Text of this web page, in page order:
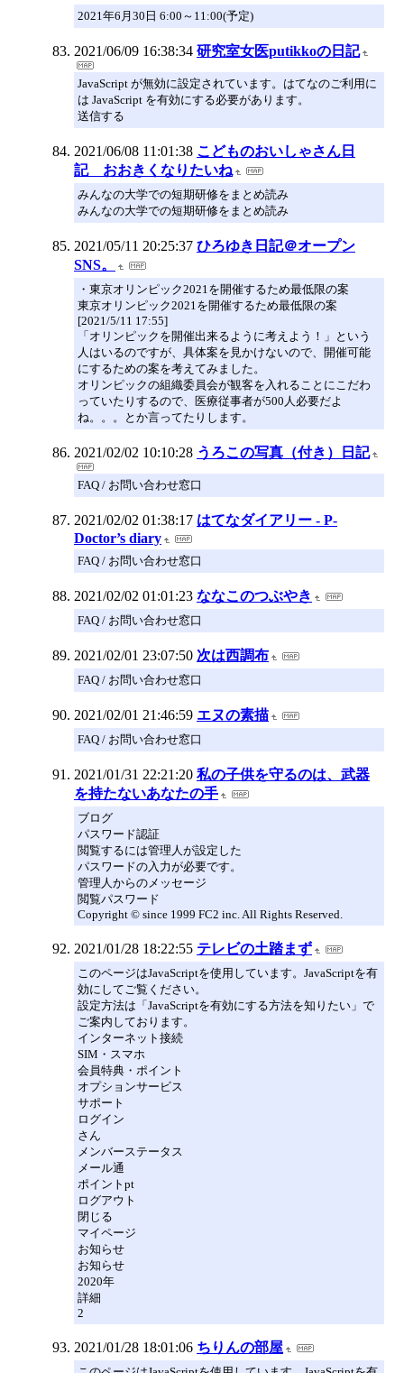
2021年6月30日 6:00～11:00(予定)
2021/06/09 16:38:34 研究室女医putikkoの日記
JavaScript が無効に設定されています。はてなのご利用に
は JavaScript を有効にする必要があります。
送信する
2021/06/08 11:01:38 こどものおいしゃさん日
記 おおきくなりたいね
みんなの大学での短期研修をまとめ読み
みんなの大学での短期研修をまとめ読み
2021/05/11 20:25:37 ひろゆき日記＠オープン
SNS。
・東京オリンピック2021を開催するため最低限の案
東京オリンピック2021を開催するため最低限の案
[2021/5/11 17:55]
「オリンピックを開催出来るように考えよう！」という
人はいるのですが、具体案を見かけないので、開催可能
にするための案を考えてみました。
オリンピックの組織委員会が観客を入れることにこだわ
っていたりするので、医療従事者が500人必要だよ
ね。。。とか言ってたりします。
2021/02/02 10:10:28 うろこの写真（付き）日記
FAQ / お問い合わせ窓口
2021/02/02 01:38:17 はてなダイアリー - P-
Doctor’s diary
FAQ / お問い合わせ窓口
2021/02/02 01:01:23 ななこのつぶやき
FAQ / お問い合わせ窓口
2021/02/01 23:07:50 次は西調布
FAQ / お問い合わせ窓口
2021/02/01 21:46:59 エヌの素描
FAQ / お問い合わせ窓口
2021/01/31 22:21:20 私の子供を守るのは、武器
を持たないあなたの手
ブログ
パスワード認証
閲覧するには管理人が設定した
パスワードの入力が必要です。
管理人からのメッセージ
閲覧パスワード
Copyright © since 1999 FC2 inc. All Rights Reserved.
2021/01/28 18:22:55 テレビの土踏まず
このページはJavaScriptを使用しています。JavaScriptを有
効にしてご覧ください。
設定方法は「JavaScriptを有効にする方法を知りたい」で
ご案内しております。
インターネット接続
SIM・スマホ
会員特典・ポイント
オプションサービス
サポート
ログイン
さん
メンバーステータス
メール通
ポイントpt
ログアウト
閉じる
マイページ
お知らせ
お知らせ
2020年
詳細
2
2021/01/28 18:01:06 ちりんの部屋